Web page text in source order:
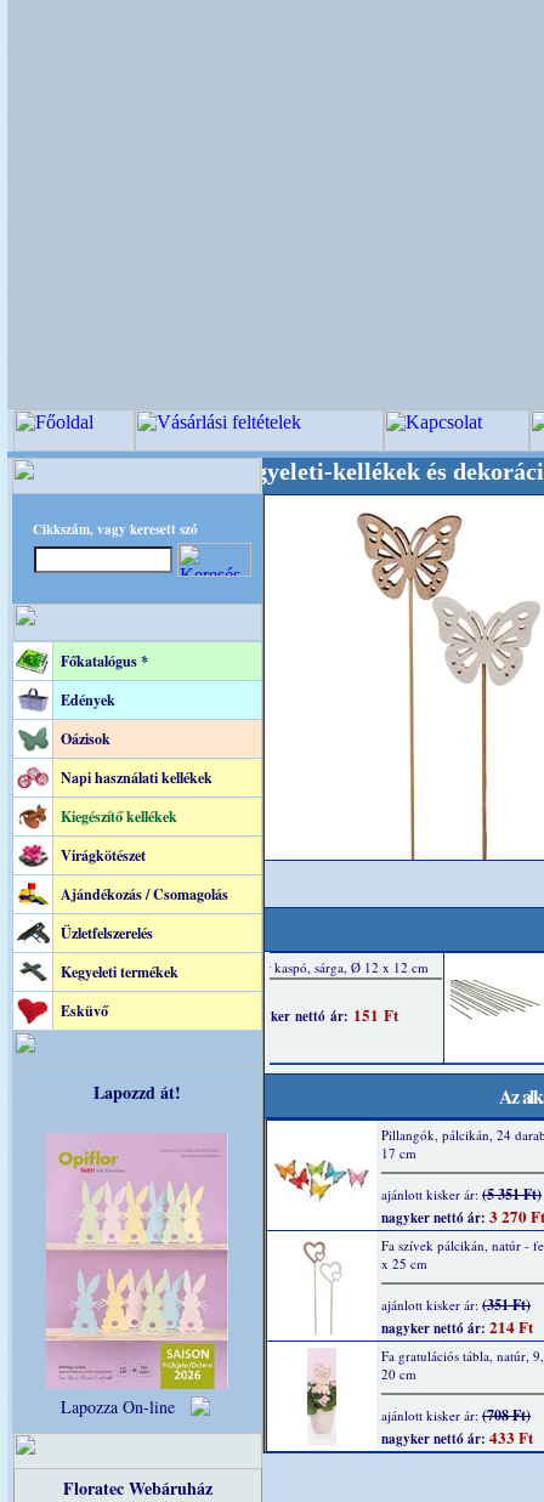
Cikkszám, vagy keresett szó
Főkatalógus *
Edények
Oázisok
Napi használati kellékek
Kiegészítő kellékek
Virágkötészet
Ajándékozás / Csomagolás
Üzletfelszerelés
Kegyeleti termékek
Esküvő
Lapozzd át!
Lapozza On-line
Floratec Webáruház
Esküvői-, Kegyeleti-kellékek és dekoráció!
Az
Pillangók, pálcikán, 24
17 cm
ajánlott kisker ár: (5 351 Ft)
nagyker nettó ár: 3 270 Ft
Fa szívek pálcikán, natúr -
x 25 cm
ajánlott kisker ár: (351 Ft)
nagyker nettó ár: 214 Ft
Fa gratulációs tábla, natúr,
20 cm
ajánlott kisker ár: (708 Ft)
nagyker nettó ár: 433 Ft